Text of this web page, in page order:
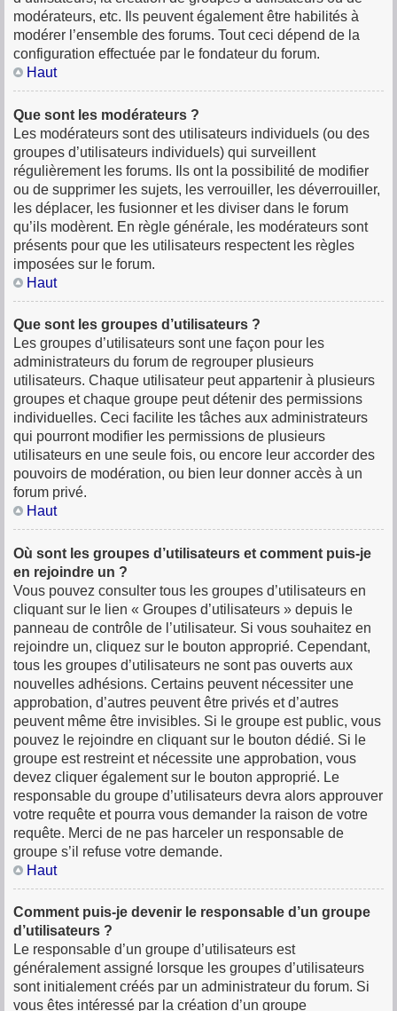
modérateurs, etc. Ils peuvent également être habilités à
modérer l’ensemble des forums. Tout ceci dépend de la
configuration effectuée par le fondateur du forum.
Haut
Que sont les modérateurs ?
Les modérateurs sont des utilisateurs individuels (ou des
groupes d’utilisateurs individuels) qui surveillent
régulièrement les forums. Ils ont la possibilité de modifier
ou de supprimer les sujets, les verrouiller, les déverrouiller,
les déplacer, les fusionner et les diviser dans le forum
qu’ils modèrent. En règle générale, les modérateurs sont
présents pour que les utilisateurs respectent les règles
imposées sur le forum.
Haut
Que sont les groupes d’utilisateurs ?
Les groupes d’utilisateurs sont une façon pour les
administrateurs du forum de regrouper plusieurs
utilisateurs. Chaque utilisateur peut appartenir à plusieurs
groupes et chaque groupe peut détenir des permissions
individuelles. Ceci facilite les tâches aux administrateurs
qui pourront modifier les permissions de plusieurs
utilisateurs en une seule fois, ou encore leur accorder des
pouvoirs de modération, ou bien leur donner accès à un
forum privé.
Haut
Où sont les groupes d’utilisateurs et comment puis-je
en rejoindre un ?
Vous pouvez consulter tous les groupes d’utilisateurs en
cliquant sur le lien « Groupes d’utilisateurs » depuis le
panneau de contrôle de l’utilisateur. Si vous souhaitez en
rejoindre un, cliquez sur le bouton approprié. Cependant,
tous les groupes d’utilisateurs ne sont pas ouverts aux
nouvelles adhésions. Certains peuvent nécessiter une
approbation, d’autres peuvent être privés et d’autres
peuvent même être invisibles. Si le groupe est public, vous
pouvez le rejoindre en cliquant sur le bouton dédié. Si le
groupe est restreint et nécessite une approbation, vous
devez cliquer également sur le bouton approprié. Le
responsable du groupe d’utilisateurs devra alors approuver
votre requête et pourra vous demander la raison de votre
requête. Merci de ne pas harceler un responsable de
groupe s’il refuse votre demande.
Haut
Comment puis-je devenir le responsable d’un groupe
d’utilisateurs ?
Le responsable d’un groupe d’utilisateurs est
généralement assigné lorsque les groupes d’utilisateurs
sont initialement créés par un administrateur du forum. Si
vous êtes intéressé par la création d’un groupe